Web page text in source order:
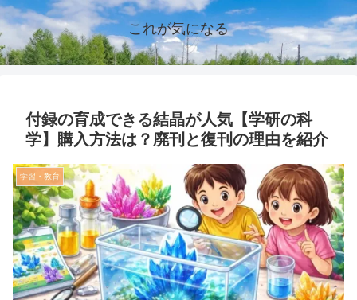
これが気になる
付録の育成できる結晶が人気【学研の科
学】購入方法は？廃刊と復刊の理由を紹介
学習・教育